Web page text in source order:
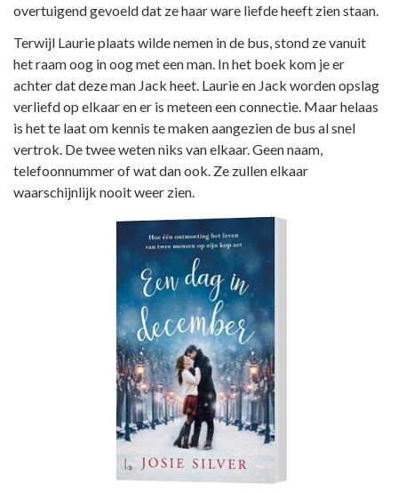
overtuigend gevoeld dat ze haar ware liefde heeft zien staan.
Terwijl Laurie plaats wilde nemen in de bus, stond ze vanuit
het raam oog in oog met een man. In het boek kom je er
achter dat deze man Jack heet. Laurie en Jack worden opslag
verliefd op elkaar en er is meteen een connectie. Maar helaas
is het te laat om kennis te maken aangezien de bus al snel
vertrok. De twee weten niks van elkaar. Geen naam,
telefoonnummer of wat dan ook. Ze zullen elkaar
waarschijnlijk nooit weer zien.